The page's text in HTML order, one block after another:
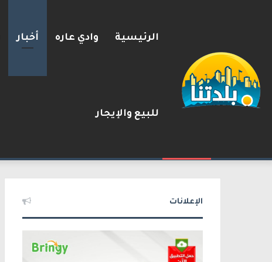
الرئيسية وادي عاره أخبار
للبيع والإيجار
الإعلانات